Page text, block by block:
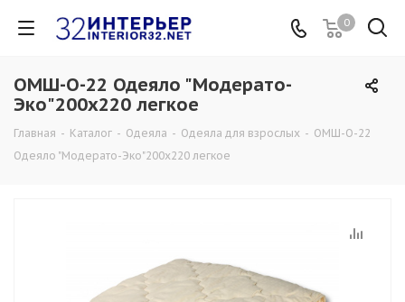
0
ОМШ-О-22 Одеяло "Модерато-
Эко"200х220 легкое
Главная - Каталог - Одеяла - Одеяла для взрослых - ОМШ-О-22
Одеяло "Модерато-Эко"200х220 легкое